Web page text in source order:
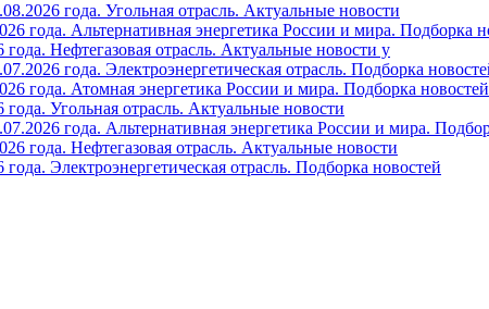
года. Угольная отрасль. Актуальные новости
года. Альтернативная энергетика России и мира. Подборка
года. Нефтегазовая отрасль. Актуальные новости у
года. Электроэнергетическая отрасль. Подборка
года. Атомная энергетика России и мира. Подборка новостей
года. Угольная отрасль. Актуальные новости
года. Альтернативная энергетика России и мира.
года. Нефтегазовая отрасль. Актуальные новости
Электроэнергетическая отрасль. Подборка новостей